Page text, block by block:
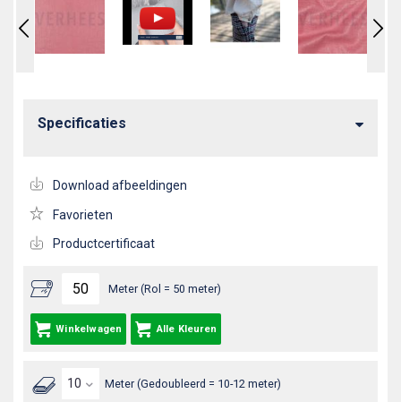
Meter (Rol = 50 meter)
Winkelwagen Alle Kleuren
Meter (Gedoubleerd = 10-12 meter)
Specificaties
Download afbeeldingen
Favorieten
Productcertificaat